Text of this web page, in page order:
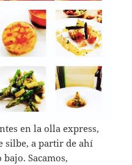
en la olla express,
silbe, a partir de ahí
Sacamos,